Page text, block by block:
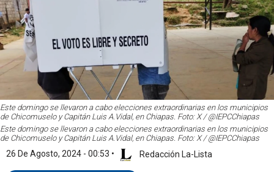
Este domingo se llevaron a cabo elecciones extraordinarias en los municipios
de Chicomuselo y Capitán Luis A.Vidal, en Chiapas. Foto: X / @IEPCChiapas
Este domingo se llevaron a cabo elecciones extraordinarias en los municipios
de Chicomuselo y Capitán Luis A.Vidal, en Chiapas. Foto: X / @IEPCChiapas
26 De Agosto, 2024 - 00:53 • Redacción La-Lista